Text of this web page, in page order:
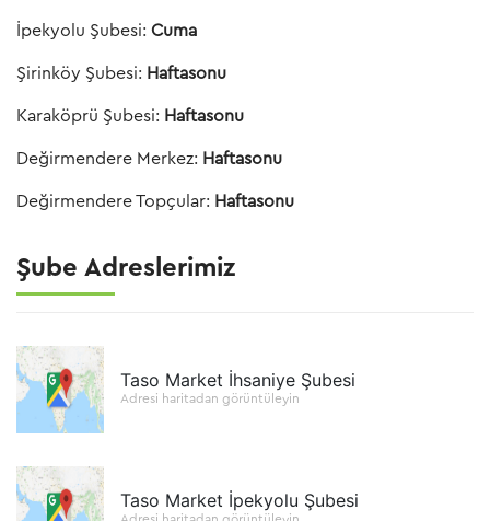
İpekyolu Şubesi: Cuma
Şirinköy Şubesi: Haftasonu
Karaköprü Şubesi: Haftasonu
Değirmendere Merkez: Haftasonu
Değirmendere Topçular: Haftasonu
Şube Adreslerimiz
Taso Market İhsaniye Şubesi
Adresi haritadan görüntüleyin
Taso Market İpekyolu Şubesi